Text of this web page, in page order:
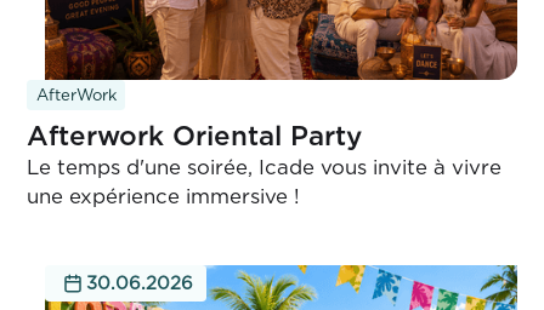
AfterWork
Afterwork Oriental Party
Le temps d'une soirée, Icade vous invite à vivre
une expérience immersive !
30.06.2026